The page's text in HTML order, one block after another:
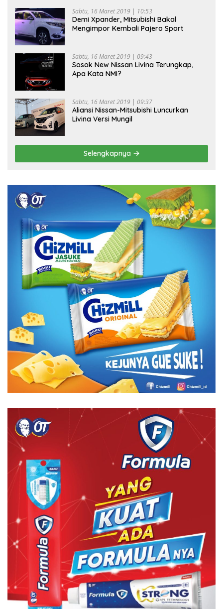
Sabtu, 16 Maret 2019 | 10:53
Demi Xpander, Mitsubishi Bakal
Mengimpor Kembali Pajero Sport
Sabtu, 16 Maret 2019 | 09:43
Sosok New Nissan Livina Terungkap,
Apa Kata NMI?
Sabtu, 16 Maret 2019 | 09:37
Aliansi Nissan-Mitsubishi Luncurkan
Livina Versi Mungil
Selengkapnya